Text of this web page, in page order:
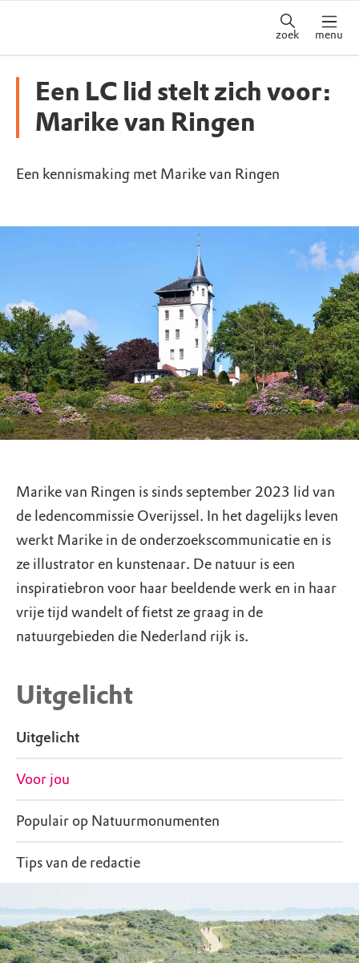
zoek menu
Een LC lid stelt zich voor:
Marike van Ringen
Een kennismaking met Marike van Ringen
Marike van Ringen is sinds september 2023 lid van
de ledencommissie Overijssel. In het dagelijks leven
werkt Marike in de onderzoekscommunicatie en is
ze illustrator en kunstenaar. De natuur is een
inspiratiebron voor haar beeldende werk en in haar
vrije tijd wandelt of fietst ze graag in de
natuurgebieden die Nederland rijk is.
Uitgelicht
Uitgelicht
Voor jou
Populair op Natuurmonumenten
Tips van de redactie